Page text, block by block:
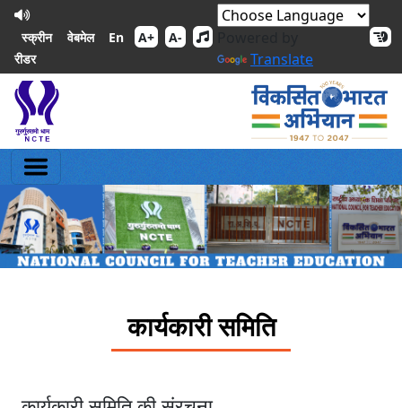
स्क्रीन
रीडर
वेबमेल En A+ A-
Translate
कार्यकारी समिति